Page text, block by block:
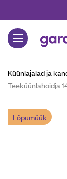
Liigu edasi põhisisu
Küünlajalad ja
Teeküünlahoidja
Lõpumüük